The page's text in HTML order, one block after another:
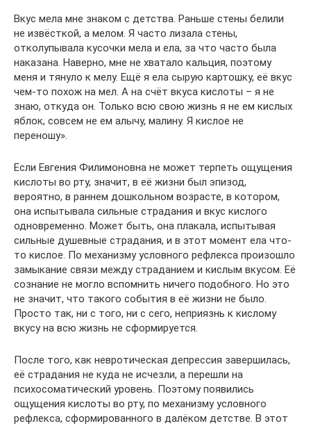
Вкус мела мне знаком с детства. Раньше стены белили
не извёсткой, а мелом. Я часто лизала стены,
отколупывала кусочки мела и ела, за что часто была
наказана. Наверно, мне не хватало кальция, поэтому
меня и тянуло к мелу. Ещё я ела сырую картошку, её вкус
чем-то похож на мел. А на счёт вкуса кислоты – я не
знаю, откуда он. Только всю свою жизнь я не ем кислых
яблок, совсем не ем алычу, малину. Я кислое не
переношу».
Если Евгения Филимоновна не может терпеть ощущения
кислоты во рту, значит, в её жизни был эпизод,
вероятно, в раннем дошкольном возрасте, в котором,
она испытывала сильные страдания и вкус кислого
одновременно. Может быть, она плакала, испытывая
сильные душевные страдания, и в этот момент ела что-
то кислое. По механизму условного рефлекса произошло
замыкание связи между страданием и кислым вкусом. Её
сознание не могло вспомнить ничего подобного. Но это
не значит, что такого события в её жизни не было.
Просто так, ни с того, ни с сего, неприязнь к кислому
вкусу на всю жизнь не сформируется.
После того, как невротическая депрессия завершилась,
её страдания не куда не исчезли, а перешли на
психосоматический уровень. Поэтому появились
ощущения кислоты во рту, по механизму условного
рефлекса, сформированного в далёком детстве. В этот